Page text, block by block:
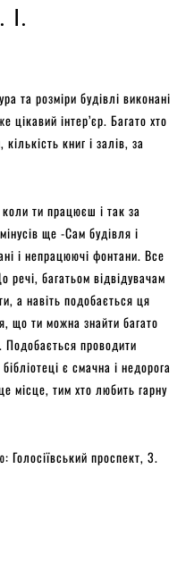
І.
та розміри будівлі виконані
цікавий інтер’єр. Багато хто
книг і залів, за
ти працюєш і так за
ще -Сам будівля і
і непрацюючі фонтани. Все
багатьом відвідувачам
а навіть подобається ця
що ти можна знайти багато
Подобається проводити
є смачна і недорога
місце, тим хто любить гарну
Голосіївський проспект, 3.